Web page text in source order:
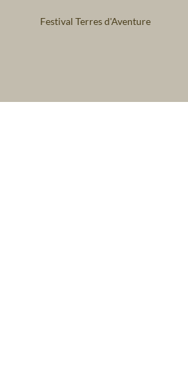
Festival Terres d'Aventure